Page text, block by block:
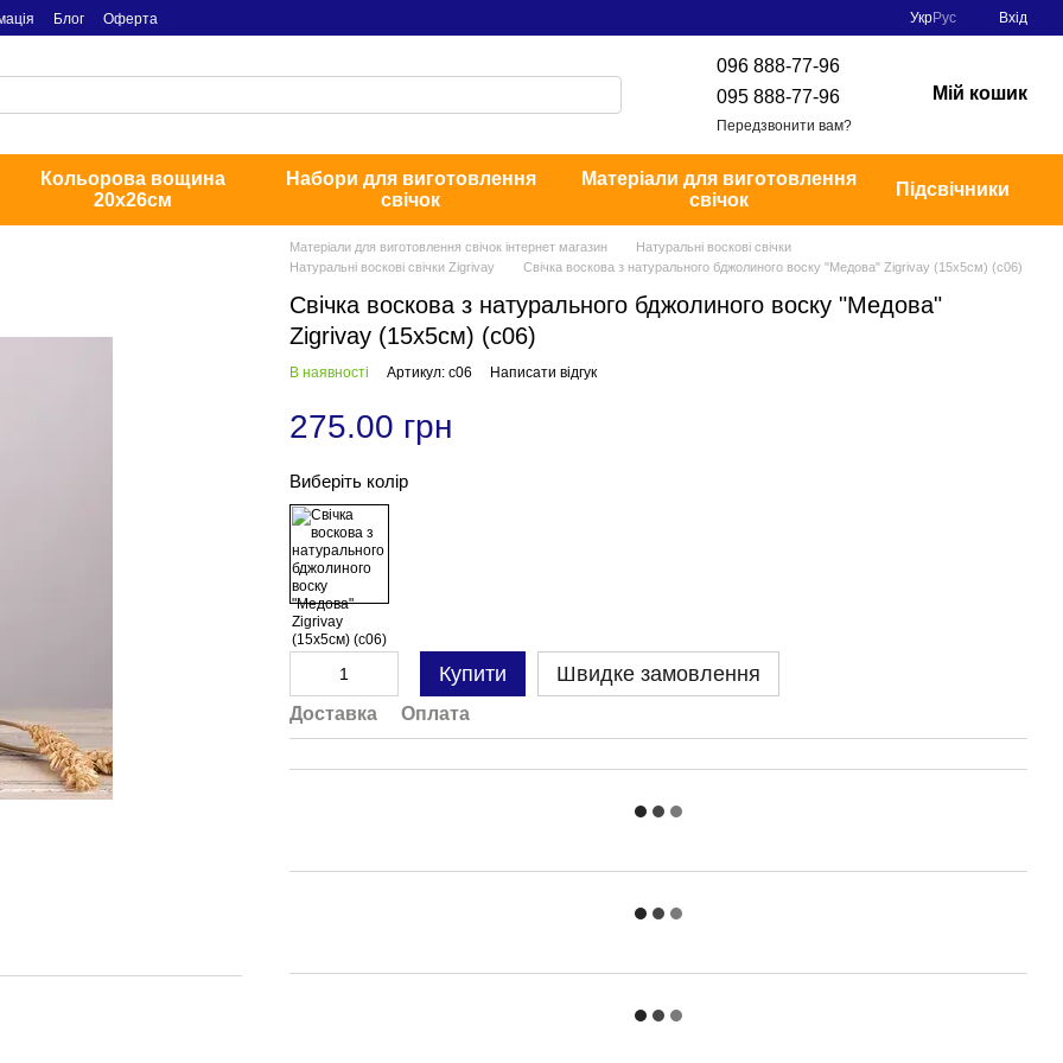
Блог Оферта УкрРус Вхід
096 888-77-96
095 888-77-96
Передзвонити вам?
Мій кошик
Кольорова вощина
20х26см
Набори для виготовлення
свічок
Матеріали для виготовлення
свічок
Підсвічники
Матеріали для виготовлення свічок інтернет магазин
Натуральні воскові свічки
Натуральні воскові свічки Zigrivay
Свічка воскова з натурального бджолиного воску "Медова" Zigrivay (15х5см) (с06)
Свічка воскова з натурального бджолиного воску "Медова"
Zigrivay (15х5см) (с06)
В наявності Артикул: с06 Написати відгук
275.00 грн
Виберіть колір
Купити Швидке замовлення
Доставка Оплата